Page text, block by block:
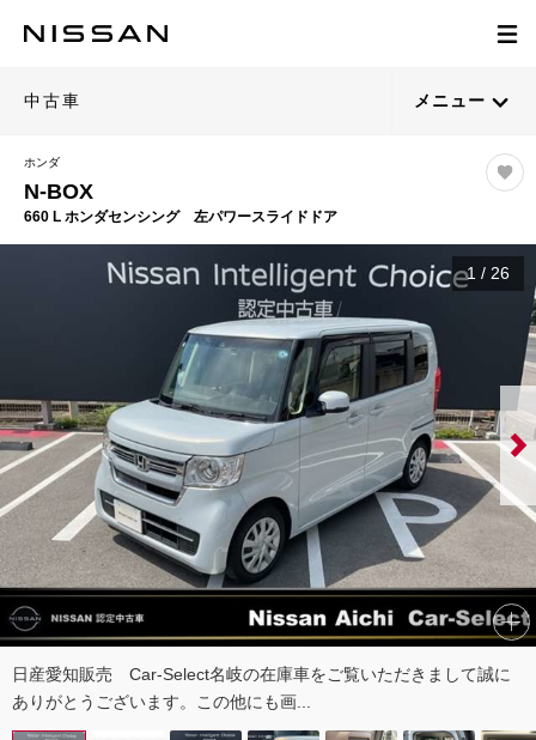
中古車 メニュー
ホンダ
N-BOX
660 L ホンダセンシング 左パワースライドドア
1 / 26
日産愛知販売 Car-Select名岐の在庫車をご覧いただきまして誠に
ありがとうございます。この他にも画...